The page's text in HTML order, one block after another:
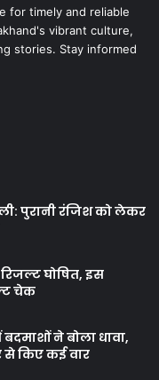
for timely and reliable
vibrant culture,
stories. Stay informed
पुरानी रंजिश को लेकर
रिजल्ट घोषित, इस
चेक
ने बोला धावा,
से किए कई वार